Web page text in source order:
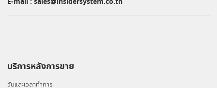
บริการหลังการขาย
วันและเวลาทำการ